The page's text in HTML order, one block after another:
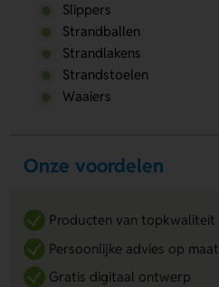
Slippers
Strandballen
Strandlakens
Strandstoelen
Waaiers
Onze voordelen
Producten van topkwaliteit
Persoonlijke advies op maat
Gratis digitaal ontwerp